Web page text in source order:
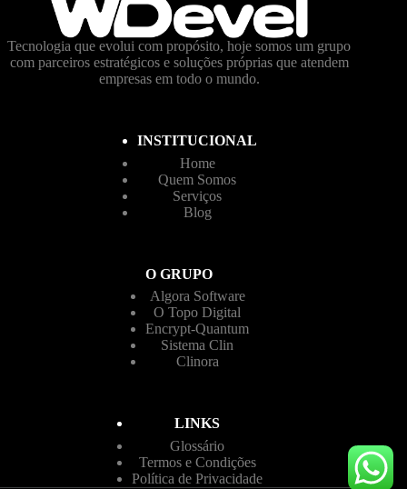
Tecnologia que evolui com propósito, hoje somos um grupo
com parceiros estratégicos e soluções próprias que atendem
empresas em todo o mundo.
INSTITUCIONAL
Home
Quem Somos
Serviços
Blog
O GRUPO
Algora Software
O Topo Digital
Encrypt-Quantum
Sistema Clin
Clinora
LINKS
Glossário
Termos e Condições
Política de Privacidade